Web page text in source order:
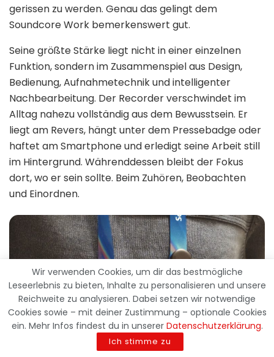
gerissen zu werden. Genau das gelingt dem
Soundcore Work bemerkenswert gut.
Seine größte Stärke liegt nicht in einer einzelnen
Funktion, sondern im Zusammenspiel aus Design,
Bedienung, Aufnahmetechnik und intelligenter
Nachbearbeitung. Der Recorder verschwindet im
Alltag nahezu vollständig aus dem Bewusstsein. Er
liegt am Revers, hängt unter dem Pressebadge oder
haftet am Smartphone und erledigt seine Arbeit still
im Hintergrund. Währenddessen bleibt der Fokus
dort, wo er sein sollte. Beim Zuhören, Beobachten
und Einordnen.
Wir verwenden Cookies, um dir das bestmögliche
Leseerlebnis zu bieten, Inhalte zu personalisieren und unsere
Reichweite zu analysieren. Dabei setzen wir notwendige
Cookies sowie – mit deiner Zustimmung – optionale Cookies
ein. Mehr Infos findest du in unserer Datenschutzerklärung.
Ich stimme zu